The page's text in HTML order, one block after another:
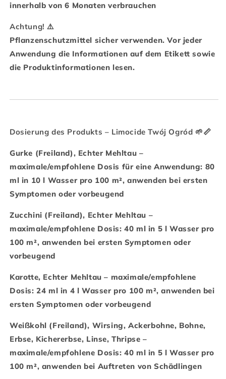
innerhalb von 6 Monaten verbrauchen
Achtung! ⚠️
Pflanzenschutzmittel sicher verwenden. Vor jeder
Anwendung die Informationen auf dem Etikett sowie
die Produktinformationen lesen.
Dosierung des Produkts – Limocide Twój Ogród 🌱📏
Gurke (Freiland), Echter Mehltau –
maximale/empfohlene Dosis für eine Anwendung: 80
ml in 10 l Wasser pro 100 m², anwenden bei ersten
Symptomen oder vorbeugend
Zucchini (Freiland), Echter Mehltau –
maximale/empfohlene Dosis: 40 ml in 5 l Wasser pro
100 m², anwenden bei ersten Symptomen oder
vorbeugend
Karotte, Echter Mehltau – maximale/empfohlene
Dosis: 24 ml in 4 l Wasser pro 100 m², anwenden bei
ersten Symptomen oder vorbeugend
Weißkohl (Freiland), Wirsing, Ackerbohne, Bohne,
Erbse, Kichererbse, Linse, Thripse –
maximale/empfohlene Dosis: 40 ml in 5 l Wasser pro
100 m², anwenden bei Auftreten von Schädlingen